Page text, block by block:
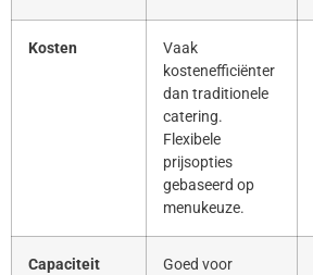
Kosten
Vaak
kostenefficiënter
dan traditionele
catering.
Flexibele
prijsopties
gebaseerd op
menukeuze.
Capaciteit
Goed voor